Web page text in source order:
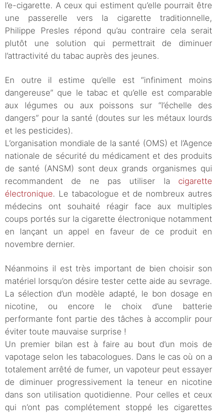
l’e-cigarette. A ceux qui estiment qu’elle pourrait être
une passerelle vers la cigarette traditionnelle,
Philippe Presles répond qu’au contraire cela serait
plutôt une solution qui permettrait de diminuer
l’attractivité du tabac auprès des jeunes.
En outre il estime qu’elle est “infiniment moins
dangereuse” que le tabac et qu’elle est comparable
aux légumes ou aux poissons sur “l’échelle des
dangers” pour la santé (doutes sur les métaux lourds
et les pesticides).
L’organisation mondiale de la santé (OMS) et l’Agence
nationale de sécurité du médicament et des produits
de santé (ANSM) sont deux grands organismes qui
recommandent de ne pas utiliser la cigarette
électronique. Le tabacologue et de nombreux autres
médecins ont souhaité réagir face aux multiples
coups portés sur la cigarette électronique notamment
en lançant un appel en faveur de ce produit en
novembre dernier.
Néanmoins il est très important de bien choisir son
matériel lorsqu’on désire tester cette aide au sevrage.
La sélection d’un modèle adapté, le bon dosage en
nicotine, ou encore le choix d’une batterie
performante font partie des tâches à accomplir pour
éviter toute mauvaise surprise !
Un premier bilan est à faire au bout d’un mois de
vapotage selon les tabacologues. Dans le cas où on a
totalement arrêté de fumer, un vapoteur peut essayer
de diminuer progressivement la teneur en nicotine
dans son utilisation quotidienne. Pour celles et ceux
qui n’ont pas complétement stoppé les cigarettes